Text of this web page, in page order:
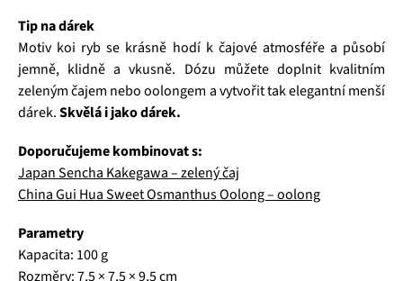
Tip na dárek
Motiv koi ryb se krásně hodí k čajové atmosféře a působí
jemně, klidně a vkusně. Dózu můžete doplnit kvalitním
zeleným čajem nebo oolongem a vytvořit tak elegantní menší
dárek.Skvělá i jako dárek.
Doporučujeme kombinovat s:
Japan Sencha Kakegawa – zelený čaj
China Gui Hua Sweet Osmanthus Oolong – oolong
Parametry
Kapacita: 100 g
Rozměry: 7,5 × 7,5 × 9,5 cm